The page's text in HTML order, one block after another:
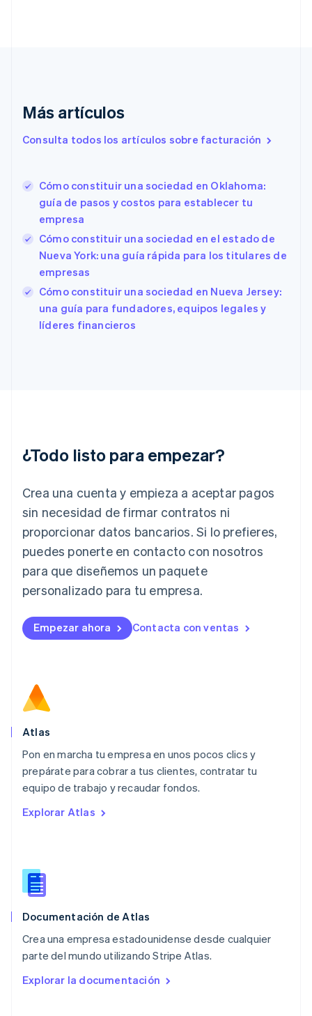
Más artículos
Consulta todos los artículos sobre facturación
Cómo constituir una sociedad en Oklahoma:
guía de pasos y costos para establecer tu
empresa
Cómo constituir una sociedad en el estado de
Nueva York: una guía rápida para los titulares de
empresas
Cómo constituir una sociedad en Nueva Jersey:
una guía para fundadores, equipos legales y
líderes financieros
¿Todo listo para empezar?
Crea una cuenta y empieza a aceptar pagos
sin necesidad de firmar contratos ni
proporcionar datos bancarios. Si lo prefieres,
puedes ponerte en contacto con nosotros
para que diseñemos un paquete
personalizado para tu empresa.
Empezar ahora Contacta con ventas
Atlas
Pon en marcha tu empresa en unos pocos clics y
prepárate para cobrar a tus clientes, contratar tu
equipo de trabajo y recaudar fondos.
Explorar Atlas
Documentación de Atlas
Crea una empresa estadounidense desde cualquier
parte del mundo utilizando Stripe Atlas.
Explorar la documentación
English
Emiratos Árabes Unidos
Eslovenia
España
EspañolEnglish
Estados Unidos
English Español 简体中文
English
Finlandia
English Svenska
Francia
Irlanda
Italia
English
Japón
日本語English
Letonia
Liechtenstein
DeutschEnglish
English
Luxemburgo
English
México
Español
English
Nueva Zelandia
English
NederlandsEnglish
Português
RAE de Hong Kong, China
Reino Unido
República Checa
English
English